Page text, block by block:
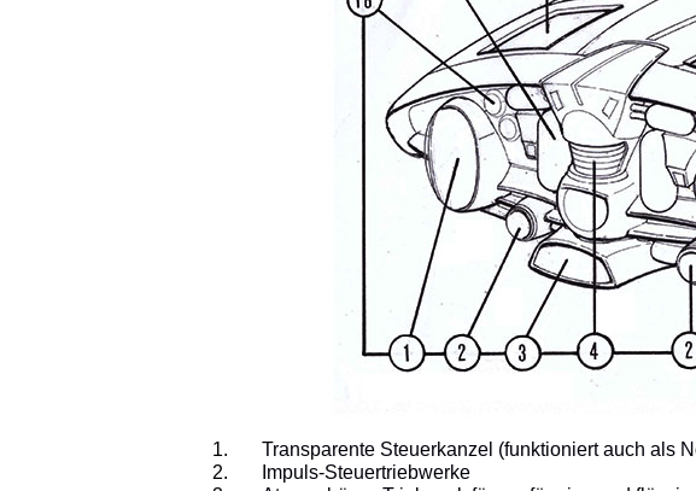
Transparente Steuerkanzel (funktioniert auch als
Impuls-Steuertriebwerke